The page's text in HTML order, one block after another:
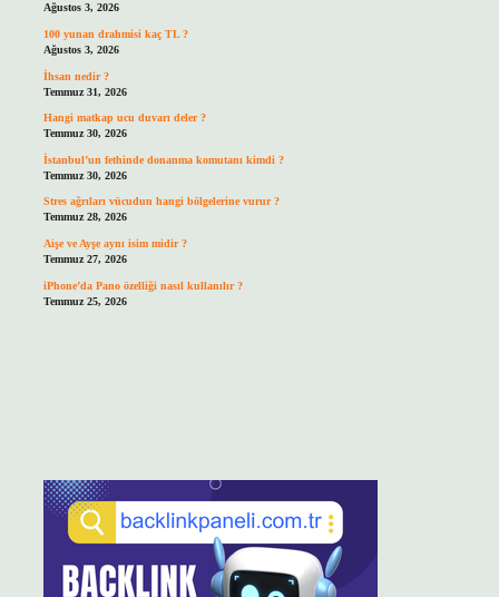
Ağustos 3, 2026
100 yunan drahmisi kaç TL ?
Ağustos 3, 2026
İhsan nedir ?
Temmuz 31, 2026
Hangi matkap ucu duvarı deler ?
Temmuz 30, 2026
İstanbul’un fethinde donanma komutanı kimdi ?
Temmuz 30, 2026
Stres ağrıları vücudun hangi bölgelerine vurur ?
Temmuz 28, 2026
Aişe ve Ayşe aynı isim midir ?
Temmuz 27, 2026
iPhone’da Pano özelliği nasıl kullanılır ?
Temmuz 25, 2026